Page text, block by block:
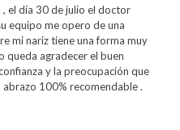
el día 30 de julio el doctor
equipo me opero de una
mi nariz tiene una forma muy
queda agradecer el buen
y la preocupación que
abrazo 100% recomendable .